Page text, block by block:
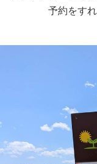
予約をす